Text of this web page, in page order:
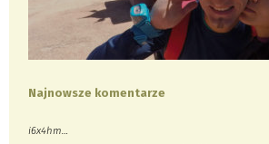
Najnowsze komentarze
i6x4hm…